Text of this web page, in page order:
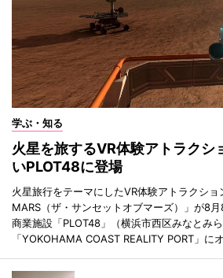
学ぶ・知る
火星を旅するVR体験アトラク
いPLOT48に登場
火星旅行をテーマにしたVR体験アトラクシ
MARS（ザ・サンセットオブマーズ）」が8
商業施設「PLOT48」（横浜市西区みなとみ
「YOKOHAMA COAST REALITY PORT」に